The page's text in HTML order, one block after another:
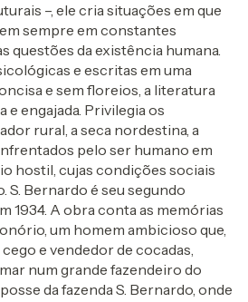
–, ele cria situações em que
sempre em constantes
questões da existência humana.
e escritas em uma
e sem floreios, a literatura
e engajada. Privilegia os
rural, a seca nordestina, a
pelo ser humano em
hostil, cujas condições sociais
S. Bernardo é seu segundo
1934. A obra conta as memórias
um homem ambicioso que,
e vendedor de cocadas,
num grande fazendeiro do
da fazenda S. Bernardo, onde